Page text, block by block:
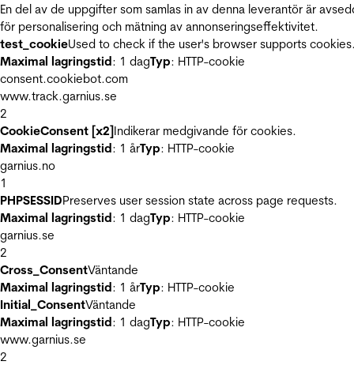
En del av de uppgifter som samlas in av denna leverantör är
för personalisering och mätning av annonseringseffektivitet.
test_cookieUsed to check if the user's browser supports
Maximal lagringstid: 1 dagTyp: HTTP-cookie
consent.cookiebot.com
www.track.garnius.se
2
CookieConsent [x2]Indikerar medgivande för cookies.
Maximal lagringstid: 1 årTyp: HTTP-cookie
garnius.no
1
PHPSESSIDPreserves user session state across page requests.
Maximal lagringstid: 1 dagTyp: HTTP-cookie
garnius.se
2
Cross_ConsentVäntande
Maximal lagringstid: 1 årTyp: HTTP-cookie
Initial_ConsentVäntande
Maximal lagringstid: 1 dagTyp: HTTP-cookie
www.garnius.se
2